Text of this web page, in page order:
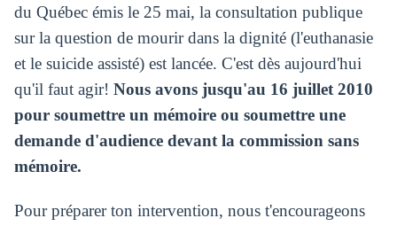
du Québec émis le 25 mai, la consultation publique
sur la question de mourir dans la dignité (l'euthanasie
et le suicide assisté) est lancée. C'est dès aujourd'hui
qu'il faut agir! Nous avons jusqu'au 16 juillet 2010
pour soumettre un mémoire ou soumettre une
demande d'audience devant la commission sans
mémoire.
Pour préparer ton intervention, nous t'encourageons